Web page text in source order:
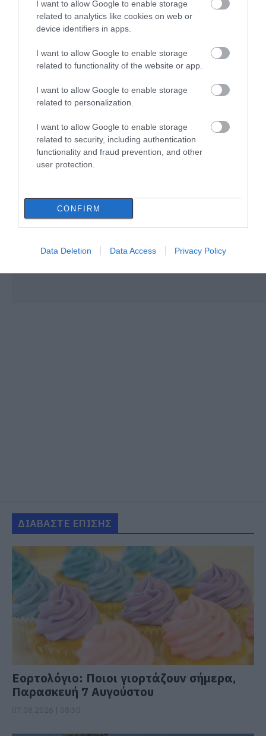
I want to allow Google to enable storage
related to analytics like cookies on web or
device identifiers in apps.
I want to allow Google to enable storage
related to functionality of the website or app.
I want to allow Google to enable storage
related to personalization.
I want to allow Google to enable storage
related to security, including authentication
functionality and fraud prevention, and other
user protection.
CONFIRM
Data Deletion Data Access Privacy Policy
ΔΙΑΒΑΣΤΕ ΕΠΙΣΗΣ
Εορτολόγιο: Ποιοι γιορτάζουν σήμερα,
Παρασκευή 7 Αυγούστου